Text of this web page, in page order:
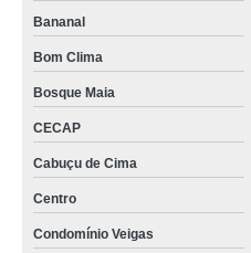
Bananal
Bom Clima
Bosque Maia
CECAP
Cabuçu de Cima
Centro
Condomínio Veigas